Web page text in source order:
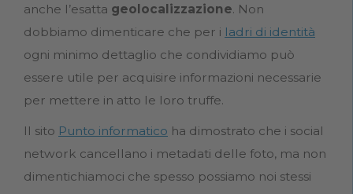
anche l’esatta geolocalizzazione. Non
dobbiamo dimenticare che per i ladri di identità
ogni minimo dettaglio che condividiamo può
essere utile per acquisire informazioni necessarie
per mettere in atto le loro truffe.
Il sito Punto informatico ha dimostrato che i social
network cancellano i metadati delle foto, ma non
dimentichiamoci che spesso possiamo noi stessi